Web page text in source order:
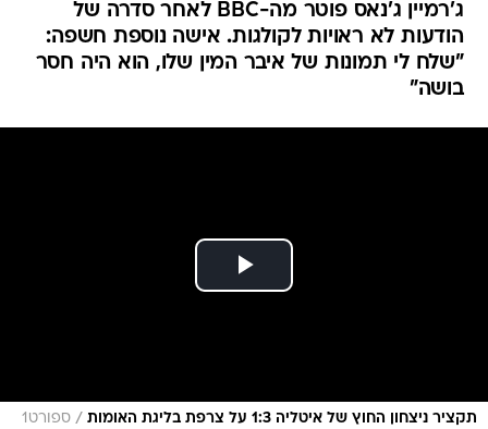
ג'רמיין ג'נאס פוטר מה-BBC לאחר סדרה של
הודעות לא ראויות לקולגות. אישה נוספת חשפה:
"שלח לי תמונות של איבר המין שלו, הוא היה חסר
בושה"
תקציר ניצחון החוץ של איטליה 1:3 על צרפת בליגת האומות / ספורט1